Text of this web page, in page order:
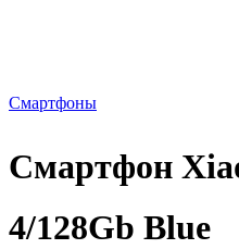
Смартфоны
Смартфон
4/128Gb Blue